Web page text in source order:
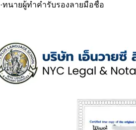
·ทนายผู้ทำคำรับรองลายมือชื่อ